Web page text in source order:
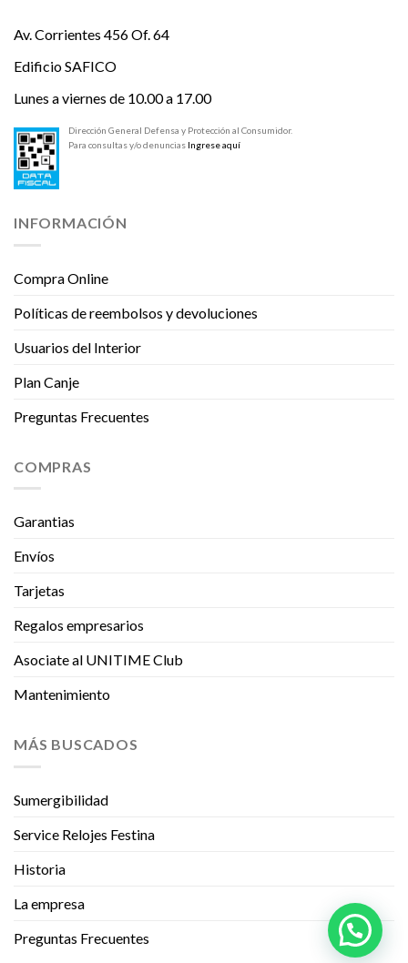
Av. Corrientes 456 Of. 64
Edificio SAFICO
Lunes a viernes de 10.00 a 17.00
Dirección General Defensa y Protección al Consumidor.
Para consultas y/o denuncias Ingrese aquí
INFORMACIÓN
Compra Online
Políticas de reembolsos y devoluciones
Usuarios del Interior
Plan Canje
Preguntas Frecuentes
COMPRAS
Garantias
Envíos
Tarjetas
Regalos empresarios
Asociate al UNITIME Club
Mantenimiento
MÁS BUSCADOS
Sumergibilidad
Service Relojes Festina
Historia
La empresa
Preguntas Frecuentes